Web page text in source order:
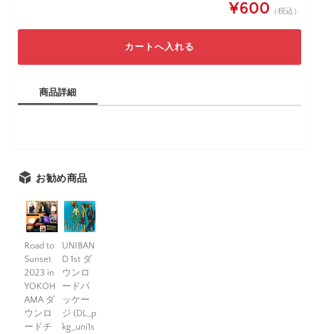
¥600 （税込）
商品詳細
お勧め商品
Road to
Sunset
2023 in
YOKOH
AMA ダ
ウンロ
ードチ
UNIBAN
D 1st ダ
ウンロ
ードパ
ッケー
ジ (DL_p
kg_uni1s